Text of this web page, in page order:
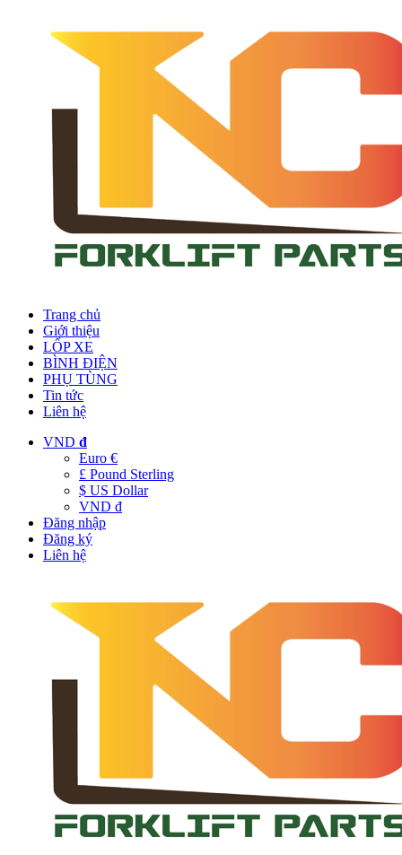
Trang chủ
Giới thiệu
LỐP XE
BÌNH ĐIỆN
PHỤ TÙNG
Tin tức
Liên hệ
VND đ
Euro €
£ Pound Sterling
$ US Dollar
VND đ
Đăng nhập
Đăng ký
Liên hệ